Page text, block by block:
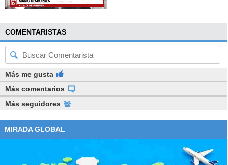
COMENTARISTAS
Más me gusta
Más comentarios
Más seguidores
MIRADA GLOBAL